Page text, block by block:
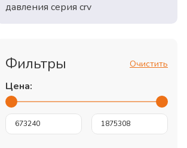
давления серия crv
Фильтры Очистить
Цена: